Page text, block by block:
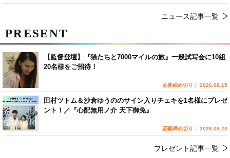
ニュース記事一覧
PRESENT
【監督登壇】『猫たちと7000マイルの旅』一般試写会に10組
20名様をご招待！
応募締め切り： 2026.08.15
田村ツトム＆沙倉ゆうののサイン入りチェキを1名様にプレゼ
ント！／『心配無用ノ介 天下御免』
応募締め切り： 2026.08.20
プレゼント記事一覧